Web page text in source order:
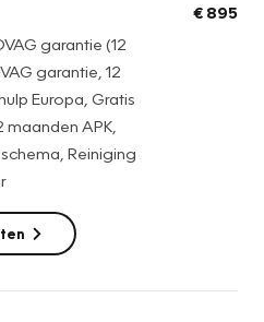
Premium, met extra
(Europa)
fabrieksschema
beschikbaar voor slechts €
garantie (12
garantie, 12
Europa, Gratis
APK,
Reiniging
€ 895